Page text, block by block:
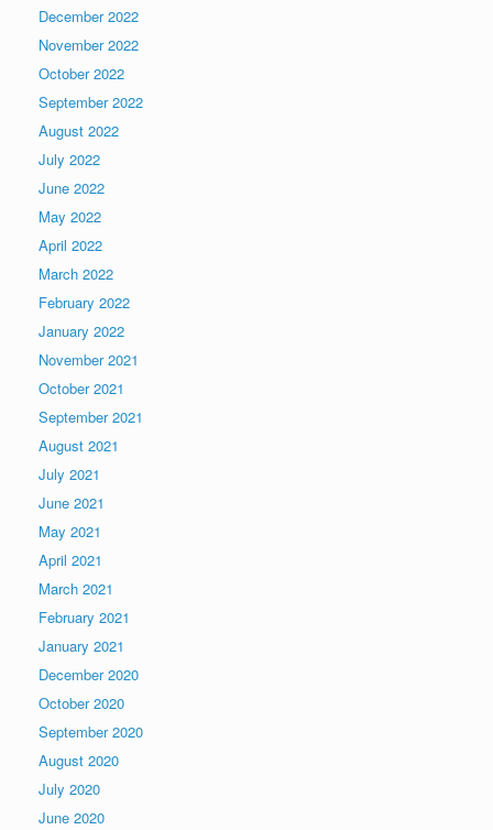
December 2022
November 2022
October 2022
September 2022
August 2022
July 2022
June 2022
May 2022
April 2022
March 2022
February 2022
January 2022
November 2021
October 2021
September 2021
August 2021
July 2021
June 2021
May 2021
April 2021
March 2021
February 2021
January 2021
December 2020
October 2020
September 2020
August 2020
July 2020
June 2020